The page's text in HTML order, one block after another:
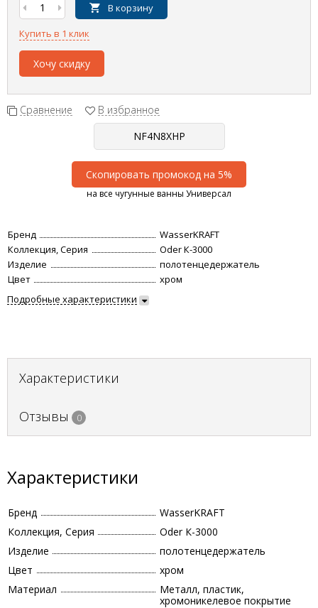
В корзину
Купить в 1 клик
Хочу скидку
Сравнение В избранное
Скопировать промокод на 5%
на все чугунные ванны Универсал
Бренд
WasserKRAFT
Коллекция, Серия
Oder К-3000
Изделие
полотенцедержатель
Цвет
хром
Подробные характеристики
Характеристики
Отзывы 0
Характеристики
Бренд
WasserKRAFT
Коллекция, Серия
Oder К-3000
Изделие
полотенцедержатель
Цвет
хром
Материал
Металл, пластик,
хромоникелевое покрытие